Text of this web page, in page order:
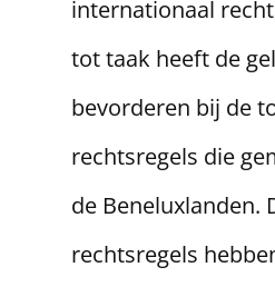
internationaal
tot taak heeft de
bevorderen bij de
rechtsregels die
de Beneluxlanden.
rechtsregels